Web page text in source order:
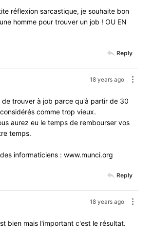
réflexion sarcastique, je souhaite bon
homme pour trouver un job ! OU EN
Reply
18 years ago
de trouver à job parce qu'à partir de 30
comme trop vieux.
aurez eu le temps de rembourser vos
temps.
informaticiens : www.munci.org
Reply
18 years ago
bien mais l'important c'est le résultat.